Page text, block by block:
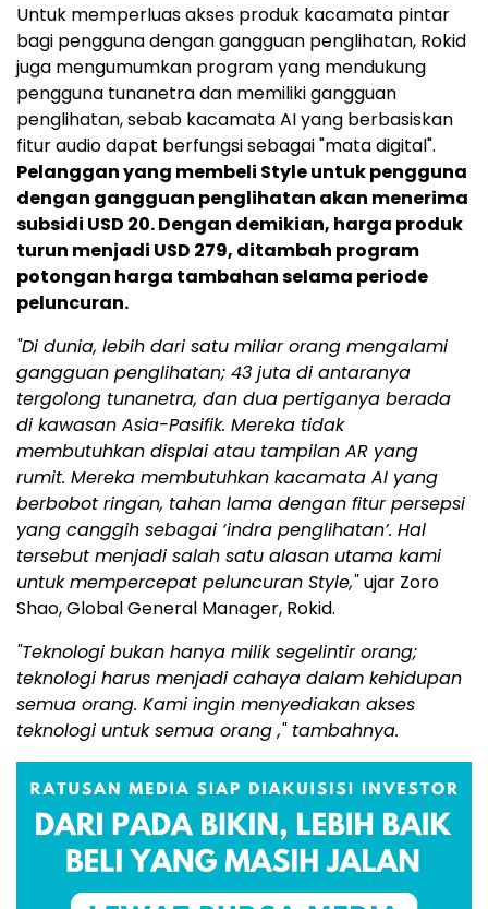
Untuk memperluas akses produk kacamata pintar
bagi pengguna dengan gangguan penglihatan, Rokid
juga mengumumkan program yang mendukung
pengguna tunanetra dan memiliki gangguan
penglihatan, sebab kacamata AI yang berbasiskan
fitur audio dapat berfungsi sebagai "mata digital".
Pelanggan yang membeli Style untuk pengguna
dengan gangguan penglihatan akan menerima
subsidi USD 20. Dengan demikian, harga produk
turun menjadi USD 279, ditambah program
potongan harga tambahan selama periode
peluncuran.
"Di dunia, lebih dari satu miliar orang mengalami
gangguan penglihatan; 43 juta di antaranya
tergolong tunanetra, dan dua pertiganya berada
di kawasan Asia-Pasifik. Mereka tidak
membutuhkan displai atau tampilan AR yang
rumit. Mereka membutuhkan kacamata AI yang
berbobot ringan, tahan lama dengan fitur persepsi
yang canggih sebagai ‘indra penglihatan’. Hal
tersebut menjadi salah satu alasan utama kami
untuk mempercepat peluncuran Style,"ujar Zoro
Shao, Global General Manager, Rokid.
"Teknologi bukan hanya milik segelintir orang;
teknologi harus menjadi cahaya dalam kehidupan
semua orang. Kami ingin menyediakan akses
teknologi untuk semua orang ," tambahnya.